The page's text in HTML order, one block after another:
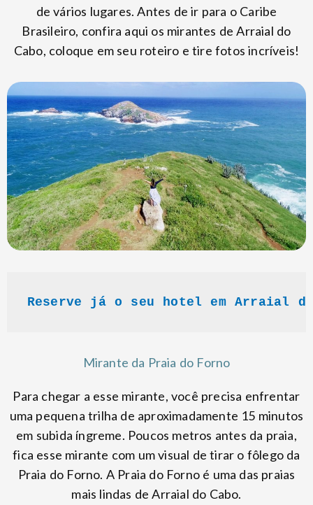
de vários lugares. Antes de ir para o Caribe
Brasileiro, confira aqui os mirantes de Arraial do
Cabo, coloque em seu roteiro e tire fotos incríveis!
Reserve já o seu hotel em Arraial
Mirante da Praia do Forno
Para chegar a esse mirante, você precisa enfrentar
uma pequena trilha de aproximadamente 15 minutos
em subida íngreme. Poucos metros antes da praia,
fica esse mirante com um visual de tirar o fôlego da
Praia do Forno. A Praia do Forno é uma das praias
mais lindas de Arraial do Cabo.